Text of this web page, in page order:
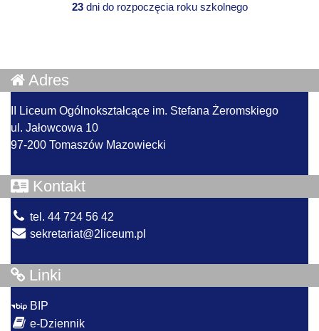
23dni do rozpoczęcia roku szkolnego
Adres
II Liceum Ogólnokształcące im. Stefana Żeromskiego
ul. Jałowcowa 10
97-200 Tomaszów Mazowiecki
Kontakt
tel. 44 724 56 42
sekretariat@2liceum.pl
Linki
BIP
e-Dziennik